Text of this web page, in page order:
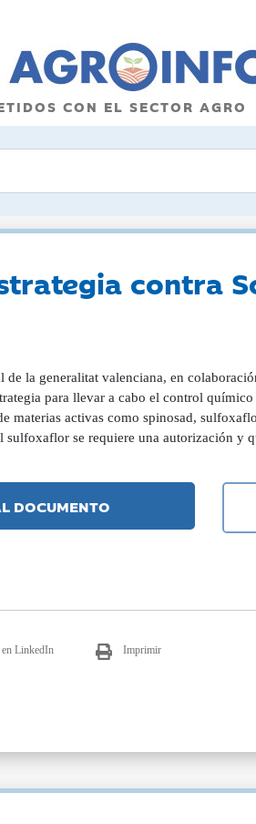
CON EL SECTOR AGRO
contra
de la generalitat valenciana, en
para llevar a cabo el control
materias activas como spinosad,
sulfoxaflor se requiere una autorización y
DOCUMENTO
LinkedIn Imprimir